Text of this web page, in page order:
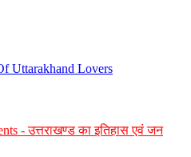
Uttarakhand Lovers
- उत्तराखण्ड का इतिहास एवं जन